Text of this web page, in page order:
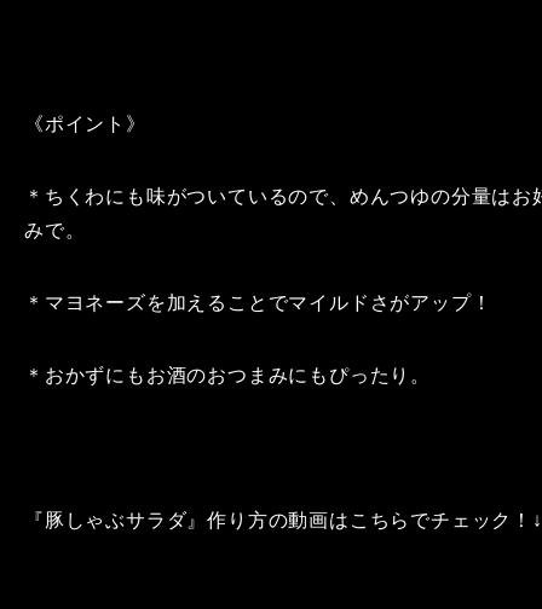
《ポイント》
＊ちくわにも味がついているので、めんつゆの分量はお
みで。
＊マヨネーズを加えることでマイルドさがアップ！
＊おかずにもお酒のおつまみにもぴったり。
『豚しゃぶサラダ』作り方の動画はこちらでチェック！↓